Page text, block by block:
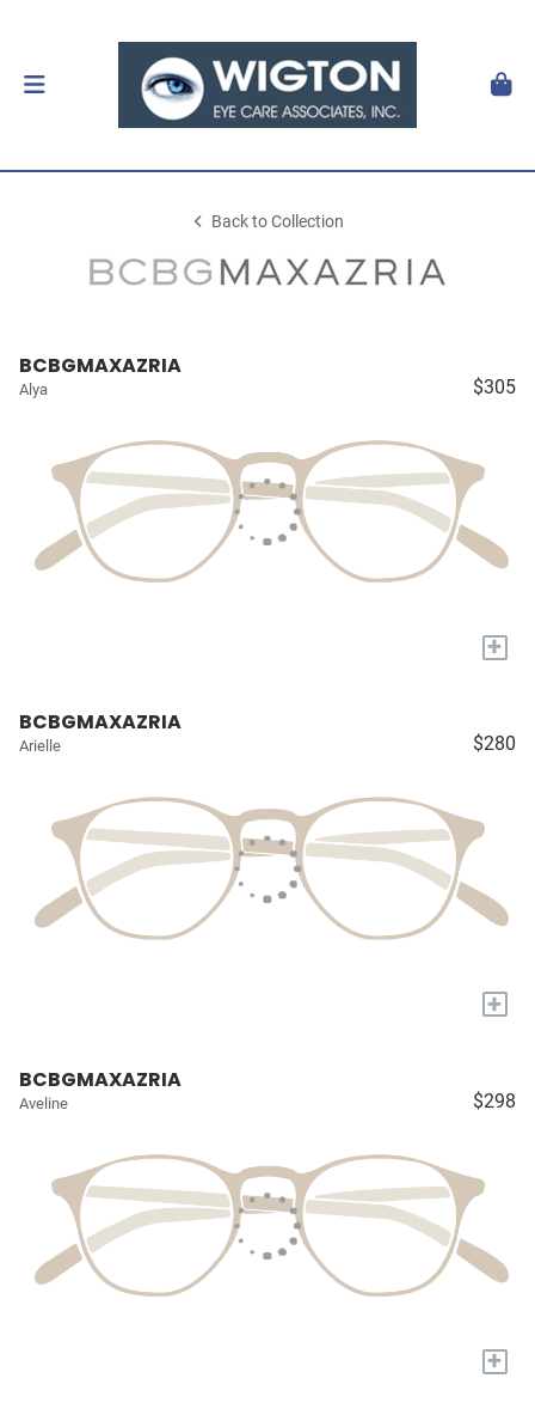
Back to Collection
BCBGMAXAZRIA
Alya $305
+
BCBGMAXAZRIA
Arielle $280
+
BCBGMAXAZRIA
Aveline $298
+